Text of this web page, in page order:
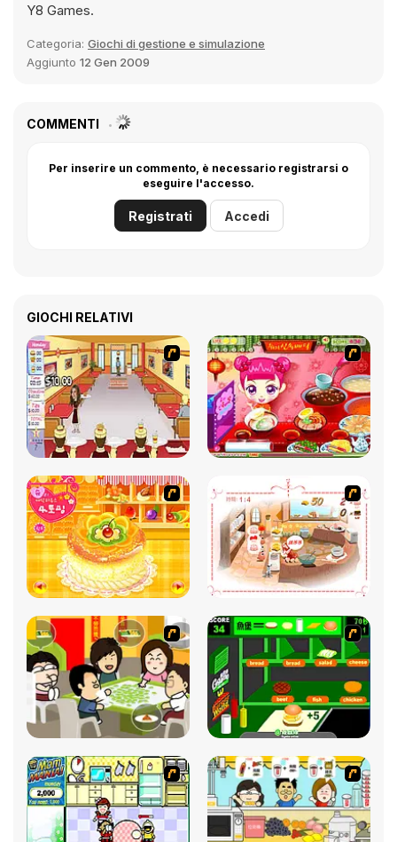
Y8 Games.
Categoria: Giochi di gestione e simulazione
Aggiunto 12 Gen 2009
COMMENTI
Per inserire un commento, è necessario registrarsi o
eseguire l'accesso.
Registrati Accedi
GIOCHI RELATIVI